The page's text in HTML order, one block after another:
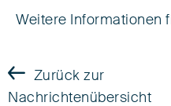
Weitere Informationen
Zurück zur
Nachrichtenübersicht